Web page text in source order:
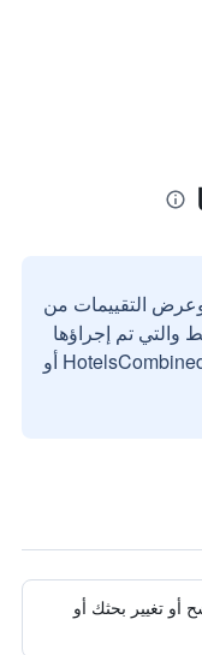
التقييمات من
والتي تم إجراؤها
بواسطة مستخدمين حقيقيين مع HotelsCombined أو
أو تغيير بحثك أو